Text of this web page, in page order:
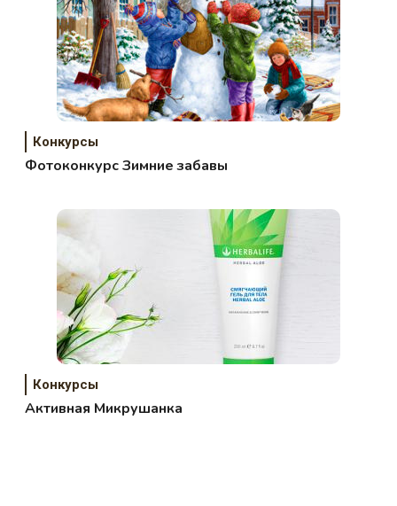
Конкурсы
Фотоконкурс Зимние забавы
Конкурсы
Активная Микрушанка